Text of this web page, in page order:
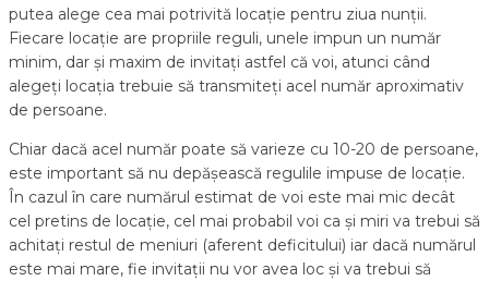
putea alege cea mai potrivită locație pentru ziua nunții.
Fiecare locație are propriile reguli, unele impun un număr
minim, dar și maxim de invitați astfel că voi, atunci când
alegeți locația trebuie să transmiteți acel număr aproximativ
de persoane.
Chiar dacă acel număr poate să varieze cu 10-20 de persoane,
este important să nu depășească regulile impuse de locație.
În cazul în care numărul estimat de voi este mai mic decât
cel pretins de locație, cel mai probabil voi ca și miri va trebui să
achitați restul de meniuri (aferent deficitului) iar dacă numărul
este mai mare, fie invitații nu vor avea loc și va trebui să